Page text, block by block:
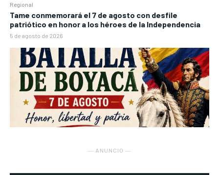
Regional
Tame conmemorará el 7 de agosto con desfile
patriótico en honor a los héroes de la Independencia
5 de agosto de 2026
― ANUNCIO ―